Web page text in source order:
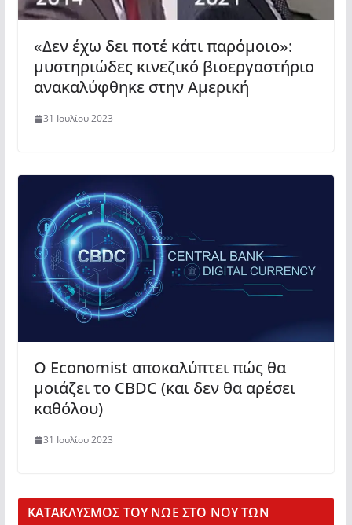
«Δεν έχω δει ποτέ κάτι παρόμοιο»:
μυστηριώδες κινεζικό βιοεργαστήριο
ανακαλύφθηκε στην Αμερική
31 Ιουλίου 2023
Ο Economist αποκαλύπτει πώς θα
μοιάζει το CBDC (και δεν θα αρέσει
καθόλου)
31 Ιουλίου 2023
KΑΤΑΚΛΥΣΜΟΣ ΤΟΥ ΝΩΕ ΣΤΟ ΝΟΥ ΤΩΝ